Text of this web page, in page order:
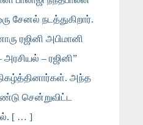
சேனல் நடத்துகிறார்.
ரஜினி அபிமானி
– ரஜினி”
அந்த
சென்றுவிட்ட
[ … ]